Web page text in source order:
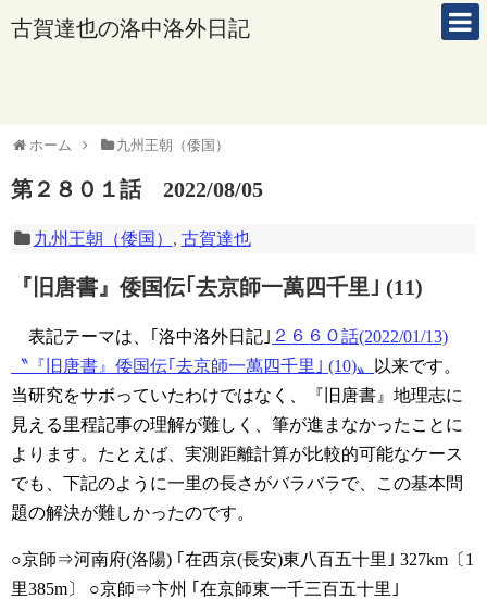
古賀達也の洛中洛外日記
ホーム 九州王朝（倭国）
第２８０１話 2022/08/05
九州王朝（倭国） , 古賀達也
『旧唐書』倭国伝｢去京師一萬四千里｣ (11)
表記テーマは、｢洛中洛外日記｣ ２６６０話(2022/01/13)
〝『旧唐書』倭国伝｢去京師一萬四千里｣ (10)〟
以来です。
当研究をサボっていたわけではなく、『旧唐書』地理志に
見える里程記事の理解が難しく、筆が進まなかったことに
よります。たとえば、実測距離計算が比較的可能なケース
でも、下記のように一里の長さがバラバラで、この基本問
題の解決が難しかったのです。
○京師⇒河南府(洛陽) ｢在西京(長安)東八百五十里｣ 327km〔1
里385m〕
○京師⇒卞州 ｢在京師東一千三百五十里｣